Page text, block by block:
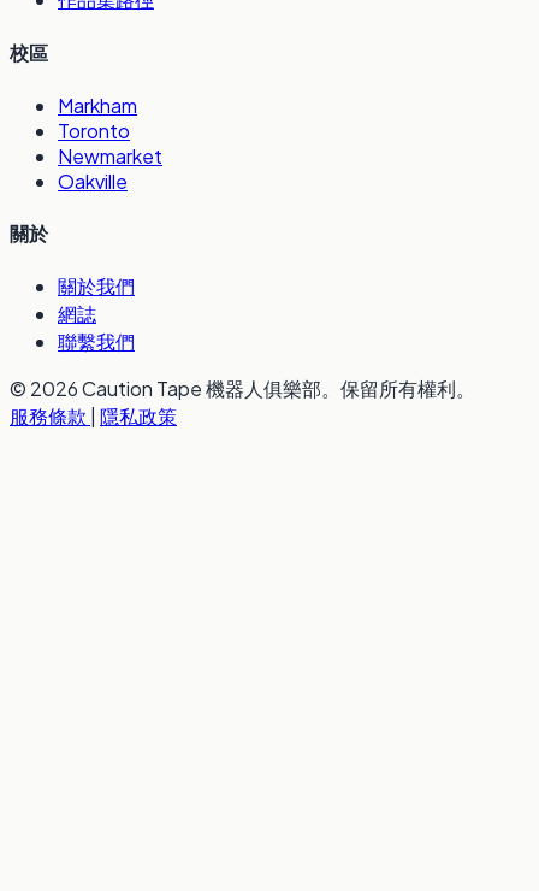
校區
Markham
Toronto
Newmarket
Oakville
關於
關於我們
網誌
聯繫我們
© 2026 Caution Tape 機器人俱樂部。保留所有權利。
服務條款 隱私政策